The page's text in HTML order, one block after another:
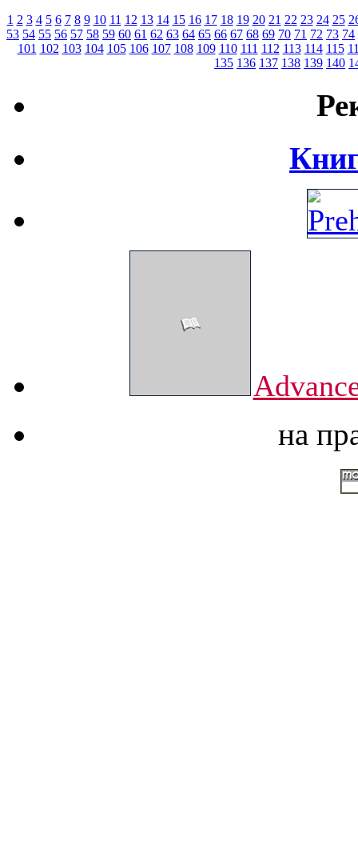
1 2 3 4 5 6 7 8 9 10 11 12 13 14 15 16 17 18 19 20 21 22 23 24 25
53 54 55 56 57 58 59 60 61 62 63 64 65 66 67 68 69 70 71 72 73 74
101 102 103 104 105 106 107 108 109 110 111 112 113 114 115
135 136 137 138 139 140
на